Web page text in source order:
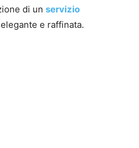
di un servizio
e raffinata.